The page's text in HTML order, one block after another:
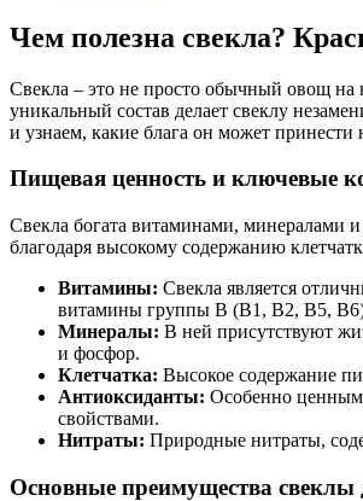
Чем полезна свекла?
Свекла – это не просто обычный овощ на
уникальный состав делает свеклу
и узнаем, какие блага он может принести
Пищевая ценность и ключевые
Свекла богата витаминами, минералами
благодаря высокому содержанию
Витамины: Свекла является
витамины группы В (B1, B2, B5,
Минералы: В ней присутствуют
и фосфор.
Клетчатка: Высокое содержание
Антиоксиданты: Особенно
свойствами.
Нитраты: Природные нитраты,
Основные преимущества свеклы